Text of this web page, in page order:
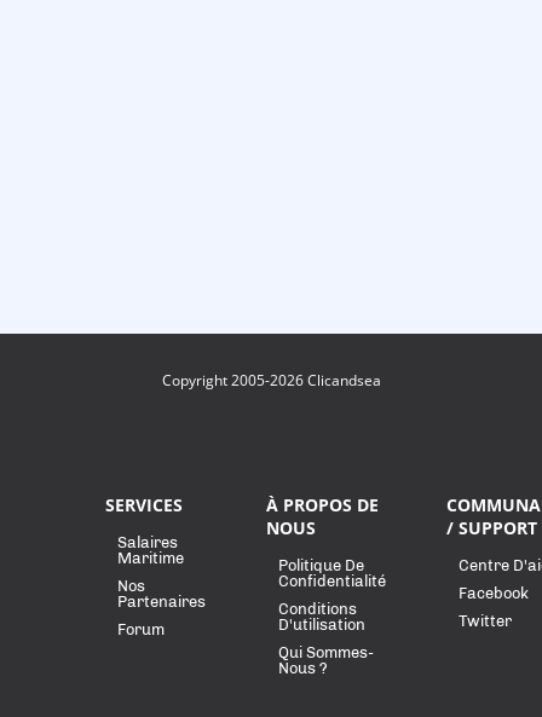
Copyright 2005-2026 Clicandsea
SERVICES
Salaires
Maritime
Nos
Partenaires
Forum
À PROPOS DE
NOUS
Politique De
Confidentialité
Conditions
D'utilisation
Qui Sommes-
Nous ?
/ SUPPORT
Centre
Facebook
Twitter